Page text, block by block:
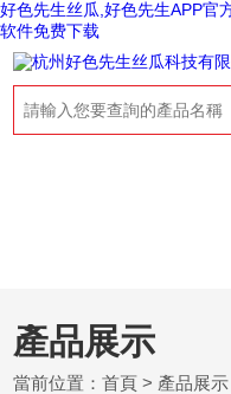
好色先生丝瓜,好色先生APP官
软件免费下载
產品展示
當前位置：首頁 > 產品展示